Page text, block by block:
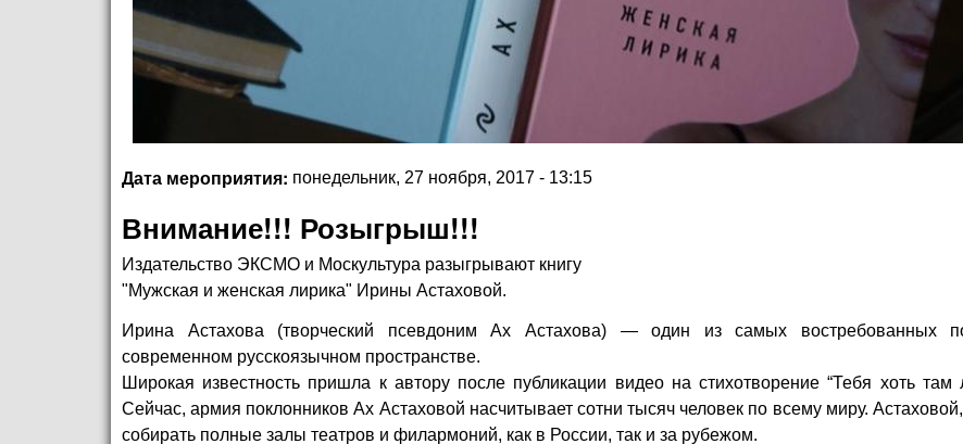
Дата мероприятия: понедельник, 27 ноября, 2017 - 13:15
Внимание!!! Розыгрыш!!!
Издательство ЭКСМО и Москультура разыгрывают книгу
"Мужская и женская лирика" Ирины Астаховой.
Ирина Астахова (творческий псевдоним Ах Астахова) — ​один из самых востребованных
современном русскоязычном пространстве.
Широкая известность пришла к автору после публикации видео на стихотворение “Тебя хоть там
Сейчас, армия поклонников Ах Астаховой насчитывает сотни тысяч человек по всему миру. Астаховой,
собирать полные залы театров и филармоний, как в России, так и за рубежом.